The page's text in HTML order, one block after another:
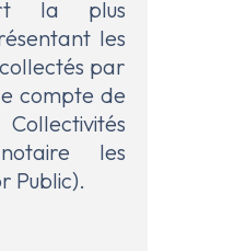
la plus
les
par
compte de
les
Public).